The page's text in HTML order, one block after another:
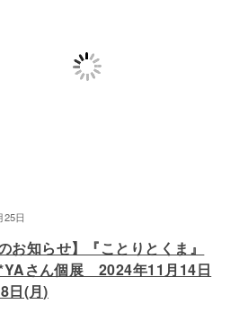
25日
お知らせ】『ことりとくま』
さん個展 2024年11月14日
日(月)